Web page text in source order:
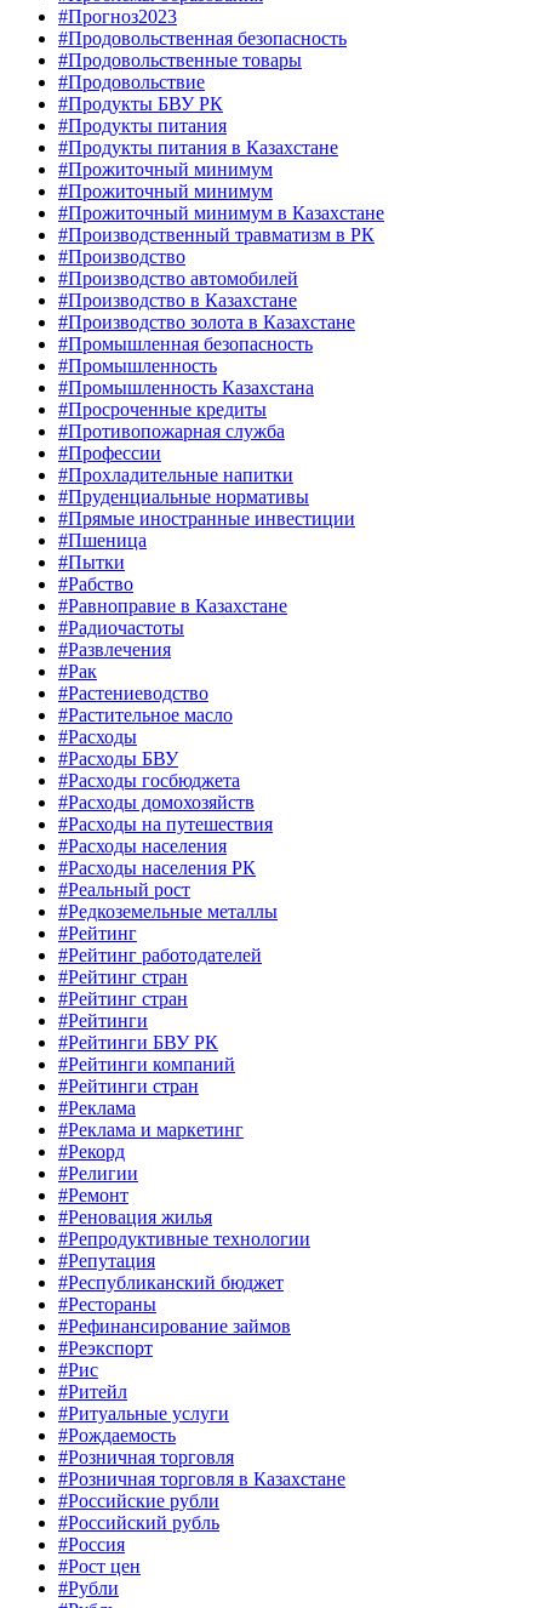
#Прогноз2023
#Продовольственная безопасность
#Продовольственные товары
#Продовольствие
#Продукты БВУ РК
#Продукты питания
#Продукты питания в Казахстане
#Прожиточный минимум
#Прожиточный минимум
#Прожиточный минимум в Казахстане
#Производственный травматизм в РК
#Производство
#Производство автомобилей
#Производство в Казахстане
#Производство золота в Казахстане
#Промышленная безопасность
#Промышленность
#Промышленность Казахстана
#Просроченные кредиты
#Противопожарная служба
#Профессии
#Прохладительные напитки
#Пруденциальные нормативы
#Прямые иностранные инвестиции
#Пшеница
#Пытки
#Рабство
#Равноправие в Казахстане
#Радиочастоты
#Развлечения
#Рак
#Растениеводство
#Растительное масло
#Расходы
#Расходы БВУ
#Расходы госбюджета
#Расходы домохозяйств
#Расходы на путешествия
#Расходы населения
#Расходы населения РК
#Реальный рост
#Редкоземельные металлы
#Рейтинг
#Рейтинг работодателей
#Рейтинг стран
#Рейтинг стран
#Рейтинги
#Рейтинги БВУ РК
#Рейтинги компаний
#Рейтинги стран
#Реклама
#Реклама и маркетинг
#Рекорд
#Религии
#Ремонт
#Реновация жилья
#Репродуктивные технологии
#Репутация
#Республиканский бюджет
#Рестораны
#Рефинансирование займов
#Реэкспорт
#Рис
#Ритейл
#Ритуальные услуги
#Рождаемость
#Розничная торговля
#Розничная торговля в Казахстане
#Российские рубли
#Российский рубль
#Россия
#Рост цен
#Рубли